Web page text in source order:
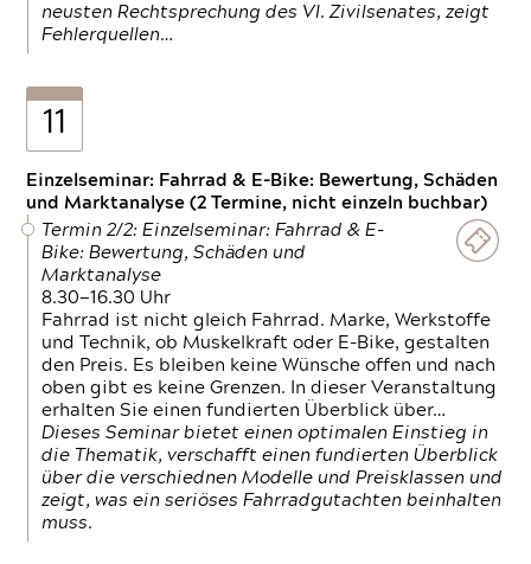
neusten Rechtsprechung des VI. Zivilsenates, zeigt
Fehlerquellen…
11
Einzelseminar: Fahrrad & E-Bike: Bewertung, Schäden
und Marktanalyse (2 Termine, nicht einzeln buchbar)
Termin 2/2: Einzelseminar: Fahrrad & E-
Bike: Bewertung, Schäden und
Marktanalyse
8.30—16.30 Uhr
Fahrrad ist nicht gleich Fahrrad. Marke, Werkstoffe
und Technik, ob Muskelkraft oder E-Bike, gestalten
den Preis. Es bleiben keine Wünsche offen und nach
oben gibt es keine Grenzen. In dieser Veranstaltung
erhalten Sie einen fundierten Überblick über…
Dieses Seminar bietet einen optimalen Einstieg in
die Thematik, verschafft einen fundierten Überblick
über die verschiednen Modelle und Preisklassen und
zeigt, was ein seriöses Fahrradgutachten beinhalten
muss.